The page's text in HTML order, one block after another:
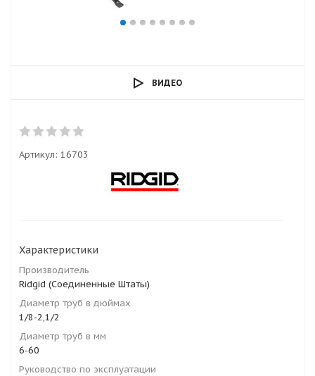
ВИДЕО
Артикул: 16703
Характеристики
Производитель
Ridgid (Соединенные Штаты)
Диаметр труб в дюймах
1/8-2,1/2
Диаметр труб в мм
6-60
Руководство по эксплуатации